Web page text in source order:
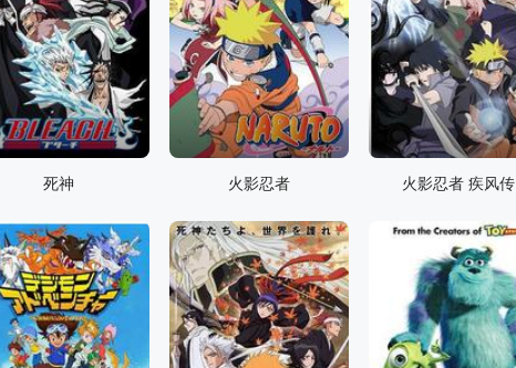
死神 火影忍者 火影忍者 疾风传